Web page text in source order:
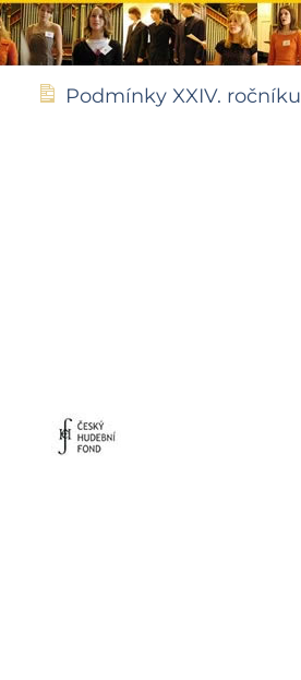
Podmínky XXIV. ročníku